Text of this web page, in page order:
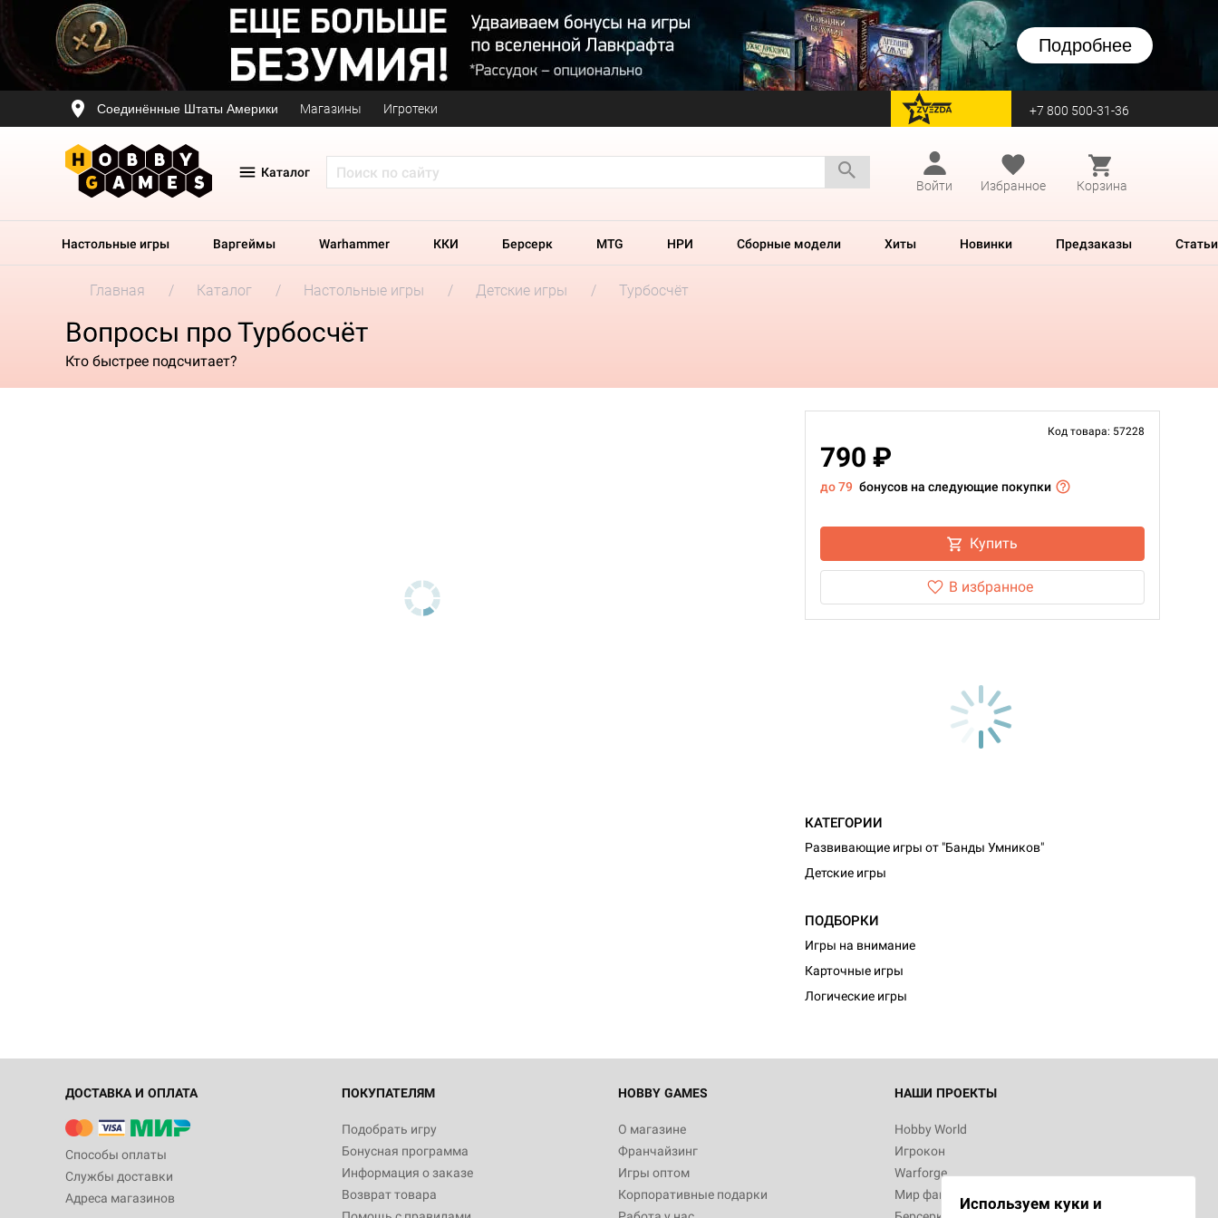
Подробнее
Соединённые Штаты Америки Магазины Игротеки перейти на Zvezda +7 800 500-31-36
Каталог
Войти
Избранное Корзина
Настольные игры Варгеймы Warhammer ККИ Берсерк MTG НРИ Сборные модели Хиты Новинки Предзаказы Статьи
Главная Каталог Настольные игры Детские игры Турбосчёт
Вопросы про Турбосчёт
Кто быстрее подсчитает?
Код товара: 57228
790 ₽
до 79 бонусов на следующие покупки
Купить
В избранное
КАТЕГОРИИ
Развивающие игры от "Банды Умников"
Детские игры
ПОДБОРКИ
Игры на внимание
Карточные игры
Логические игры
ДОСТАВКА И ОПЛАТА
Способы оплаты
Службы доставки
Адреса магазинов
ПОКУПАТЕЛЯМ
Подобрать игру
Бонусная программа
Информация о заказе
Возврат товара
HOBBY GAMES
О магазине
Франчайзинг
Игры оптом
Корпоративные подарки
НАШИ ПРОЕКТЫ
Hobby World
Игрокон
Warforge
Мир фантастикиИспользуем куки и